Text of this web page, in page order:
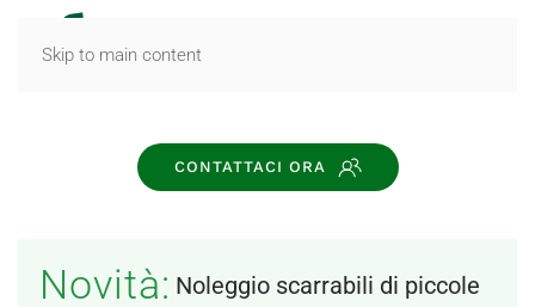
Skip to main content
CONTATTACI ORA
Novità: Noleggio scarrabili di piccole